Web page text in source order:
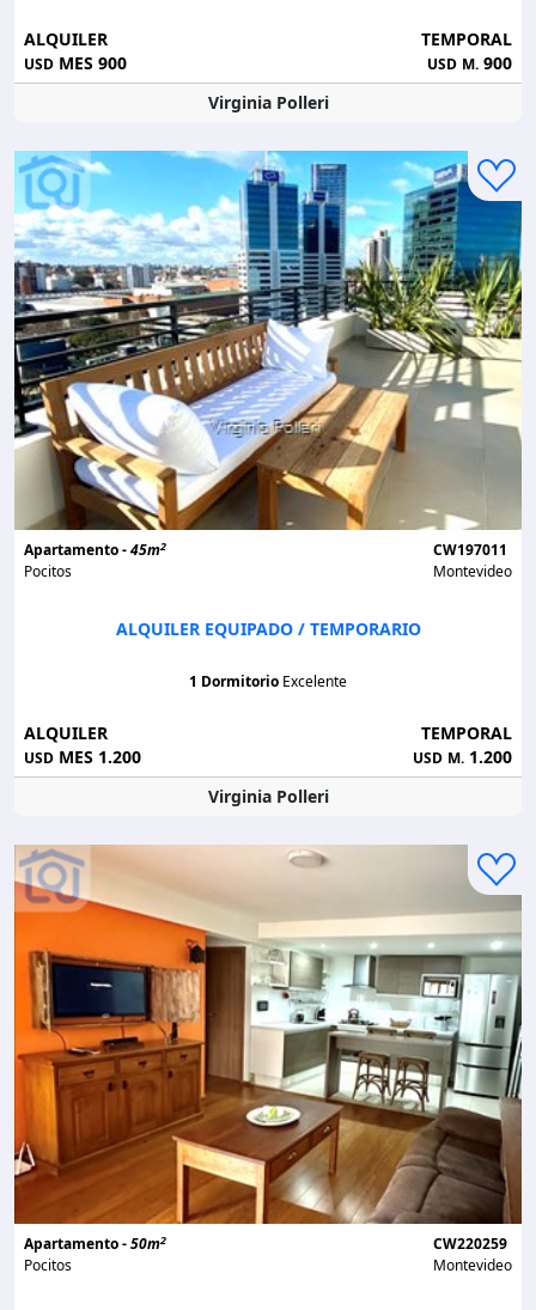
ALQUILER
USD MES 900
TEMPORAL
USD M. 900
Virginia Polleri
Apartamento -45m2
Pocitos
CW197011
Montevideo
ALQUILER EQUIPADO / TEMPORARIO
1 Dormitorio Excelente
ALQUILER
USD MES 1.200
TEMPORAL
USD M. 1.200
Virginia Polleri
Apartamento -50m2
Pocitos
CW220259
Montevideo